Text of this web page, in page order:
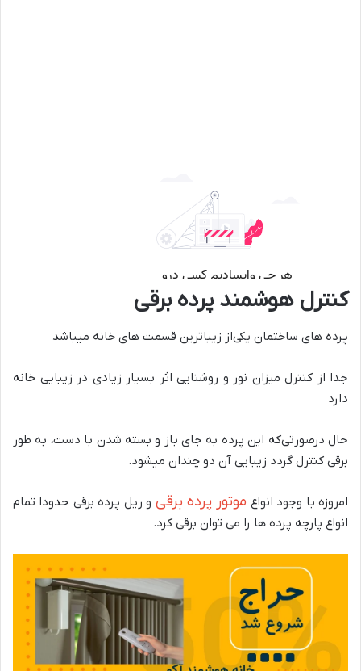
کنترل هوشمند پرده برقی
پرده های ساختمان یکی‌از زیباترین قسمت های خانه میباشد
جدا از کنترل میزان نور و روشنایی اثر بسیار زیادی در زیبایی خانه
دارد
حال در‌صورتی‌که این پرده به جای باز و بسته شدن با دست، به طور
برقی کنترل گردد زیبایی آن دو چندان میشود.
امروزه با وجود انواع موتور پرده برقی و ریل پرده برقی حدودا تمام
انواع پارچه پرده ها را می توان برقی کرد.